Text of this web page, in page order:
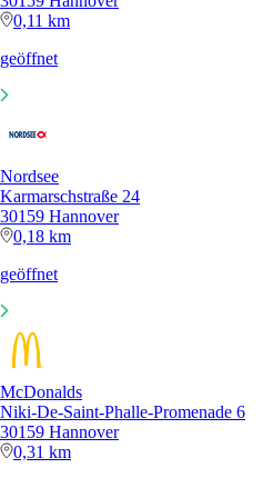
0,11 km
geöffnet
Nordsee
Karmarschstraße 24
30159 Hannover
0,18 km
geöffnet
McDonalds
Niki-De-Saint-Phalle-Promenade 6
30159 Hannover
0,31 km